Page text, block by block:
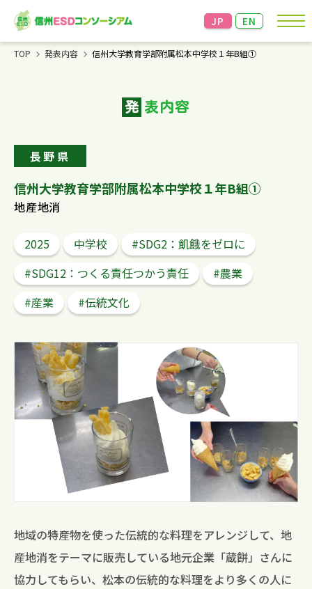
コンソーシアムについて
成果発表＆交流会
リンク
お問い合わせ 個人情報の保護
信州大学教育学部の個人情報
の保護方針に準じます。
こちらからご確認ください。
検 索
JP EN
TOP 発表内容 信州大学教育学部附属松本中学校１年B組①
発 表内容
長野県
信州大学教育学部附属松本中学校１年B組①
地産地消
2025 中学校
#SDG2：飢餓をゼロに
#SDG12：つくる責任つかう責任
#農業
#産業
#伝統文化
地域の特産物を使った伝統的な料理をアレンジして、地
産地消をテーマに販売している地元企業「蔵餅」さんに
協力してもらい、松本の伝統的な料理をより多くの人に